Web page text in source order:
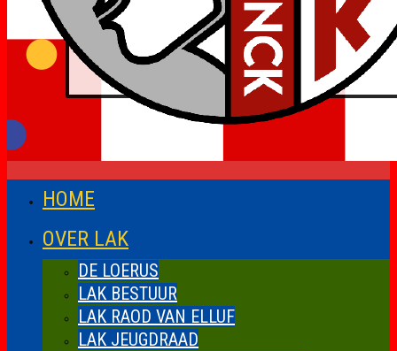
HOME
OVER LAK
DE LOERUS
LAK BESTUUR
LAK RAOD VAN ELLUF
LAK JEUGDRAAD